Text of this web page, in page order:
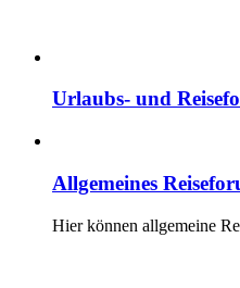
Urlaubs- und
Allgemeines
Hier können allgemeine